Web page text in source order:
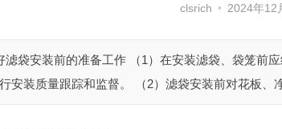
clsrich • 2024年12
滤袋安装前的准备工作 （1）在安装滤袋、袋笼前
安装质量跟踪和监督。 （2）滤袋安装前对花板、